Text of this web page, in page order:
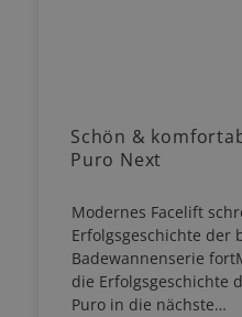
Schön &
Puro Next
Modernes Facelift
Erfolgsgeschichte der
Badewannenserie
die Erfolgsgeschichte
Puro in die nächste…